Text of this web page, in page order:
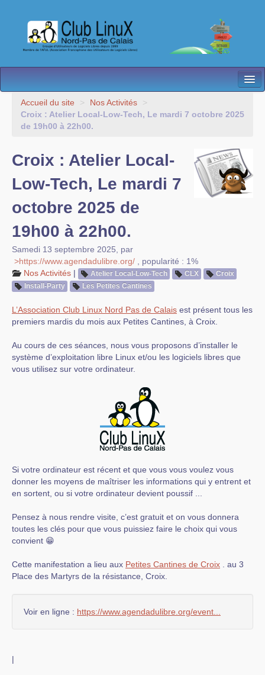
L’Association
Nos Activités
Accueil du site > Nos Activités
>
Croix : Atelier Local-Low-Tech, Le mardi 7 octobre 2025
de 19h00 à 22h00.
Croix : Atelier Local-
Low-Tech, Le mardi 7
octobre 2025 de
19h00 à 22h00.
Samedi 13 septembre 2025
par
>https://www.agendadulibre.org/
popularité : 1%
Nos Activités | Atelier Local-Low-Tech CLX
Croix
Install-Party
Les Petites Cantines
L’Association Club Linux Nord Pas de Calais est présent tous les
premiers mardis du mois aux Petites Cantines, à Croix.
Au cours de ces séances, nous vous proposons d’installer le
système d’exploitation libre Linux et/ou les logiciels libres que
vous utilisez sur votre ordinateur.
Si votre ordinateur est récent et que vous vous voulez vous
donner les moyens de maîtriser les informations qui y entrent et
en sortent, ou si votre ordinateur devient poussif ...
Pensez à nous rendre visite, c’est gratuit et on vous donnera
toutes les clés pour que vous puissiez faire le choix qui vous
convient 😁
Cette manifestation a lieu aux Petites Cantines de Croix . au 3
Place des Martyrs de la résistance, Croix.
Voir en ligne : https://www.agendadulibre.org/event...
|